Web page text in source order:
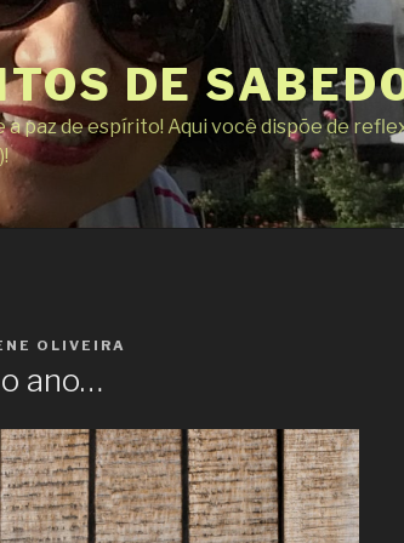
DE
paz de espírito! Aqui você dispõe de
OLIVEIRA
ano…